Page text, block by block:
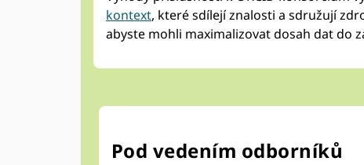
kontext, které sdílejí znalosti a sdružují
abyste mohli maximalizovat dosah dat do
Pod vedením odborníků